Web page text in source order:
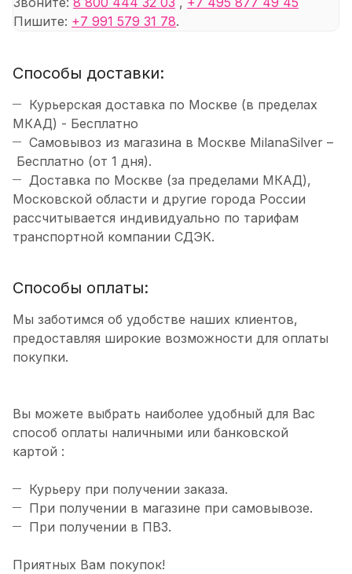
Пишите: +7 991 579 31 78.
Способы доставки:
Курьерская доставка по Москве (в пределах
МКАД) - Бесплатно
Самовывоз из магазина в Москве MilanaSilver –
Бесплатно (от 1 дня).
Доставка по Москве (за пределами МКАД),
Московской области и другие города России
рассчитывается индивидуально по тарифам
транспортной компании СДЭК.
Способы оплаты:
Мы заботимся об удобстве наших клиентов,
предоставляя широкие возможности для оплаты
покупки.
Вы можете выбрать наиболее удобный для Вас
способ оплаты наличными или банковской
картой :
Курьеру при получении заказа.
При получении в магазине при самовывозе.
При получении в ПВЗ.
Приятных Вам покупок!